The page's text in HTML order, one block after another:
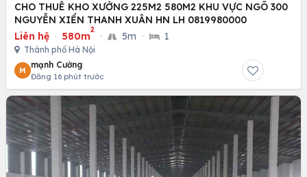
CHO THUÊ KHO XƯỞNG 225M2 580M2 KHU VỰC NGÕ 300
NGUYỄN XIỂN THANH XUÂN HN LH 0819980000
Liên hệ · 580m
2
· 5m · 1
Thành phố Hà Nội
M
mạnh Cường
Đăng 16 phút trước